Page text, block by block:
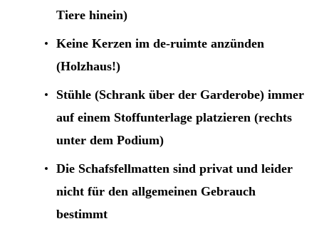
Tiere hinein)
Keine Kerzen im de-ruimte anzünden
(Holzhaus!)
Stühle (Schrank über der Garderobe) immer
auf einem Stoffunterlage platzieren (rechts
unter dem Podium)
Die Schafsfellmatten sind privat und leider
nicht für den allgemeinen Gebrauch
bestimmt